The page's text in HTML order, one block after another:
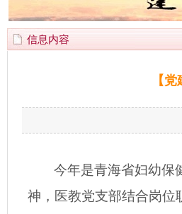
信息内容
【
今年是青海省妇幼保
神，医教党支部结合岗位